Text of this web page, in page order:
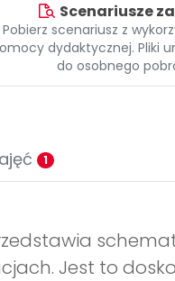
Scenariusze
Pobierz scenariusz z
dydaktycznej. Pliki
do osobnego
1
Jest to